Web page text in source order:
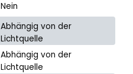
Nein
Abhängig von der
Lichtquelle
Abhängig von der
Lichtquelle